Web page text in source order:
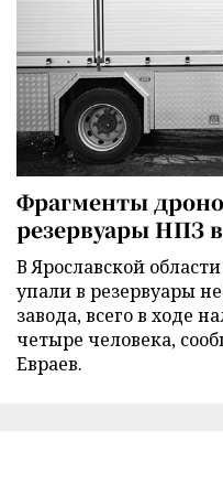
Фрагменты
резервуары НПЗ
В Ярославской
упали в резервуары
завода, всего в ходе
четыре человека,
Евраев.